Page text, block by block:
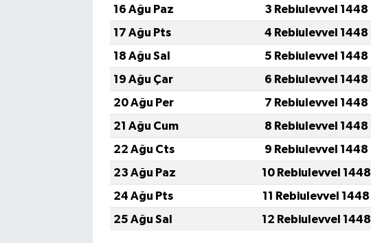
16 Ağu Paz
3 Rebiulevvel 1448
17 Ağu Pts
4 Rebiulevvel 1448
18 Ağu Sal
5 Rebiulevvel 1448
19 Ağu Çar
6 Rebiulevvel 1448
20 Ağu Per
7 Rebiulevvel 1448
21 Ağu Cum
8 Rebiulevvel 1448
22 Ağu Cts
9 Rebiulevvel 1448
23 Ağu Paz
10 Rebiulevvel 1448
24 Ağu Pts
11 Rebiulevvel 1448
25 Ağu Sal
12 Rebiulevvel 1448